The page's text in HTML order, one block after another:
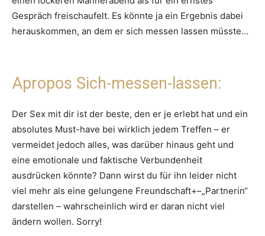
Gespräch freischaufelt. Es könnte ja ein Ergebnis dabei
herauskommen, an dem er sich messen lassen müsste…
Apropos Sich-messen-lassen:
Der Sex mit dir ist der beste, den er je erlebt hat und ein
absolutes Must-have bei wirklich jedem Treffen – er
vermeidet jedoch alles, was darüber hinaus geht und
eine emotionale und faktische Verbundenheit
ausdrücken könnte? Dann wirst du für ihn leider nicht
viel mehr als eine gelungene Freundschaft+–„Partnerin“
darstellen – wahrscheinlich wird er daran nicht viel
ändern wollen. Sorry!